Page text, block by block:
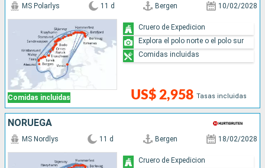
Comidas incluidas
MS Polarlys 11 d Bergen 10/02/2028
US$ 2,958 Tasas incluidas
Cruero de Expedicion
Explora el polo norte o el polo sur
Comidas incluidas
NORUEGA
MS Nordlys 11 d Bergen 18/02/2028
Cruero de Expedicion